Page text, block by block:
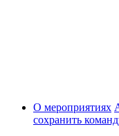
О мероприятиях
сохранить